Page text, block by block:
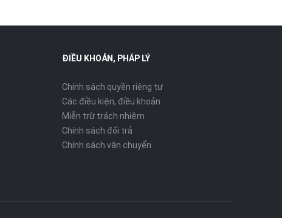
ĐIỀU KHOẢN, PHÁP LÝ
Chính sách quyền riêng tư
Các điều kiện, điều khoản
Miễn trừ trách nhiệm
Chính sách đổi trả
Chính sách vận chuyển